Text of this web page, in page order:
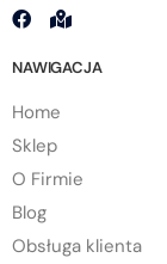
NAWIGACJA
Home
Sklep
O Firmie
Blog
Obsługa klienta